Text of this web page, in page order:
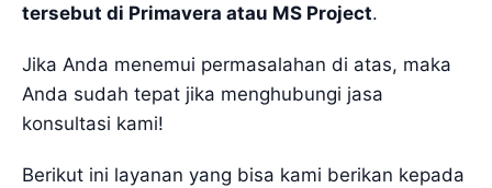
tersebut di Primavera atau MS Project.
Jika Anda menemui permasalahan di atas, maka
Anda sudah tepat jika menghubungi jasa
konsultasi kami!
Berikut ini layanan yang bisa kami berikan kepada